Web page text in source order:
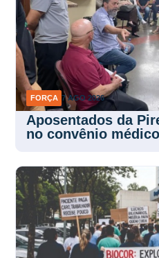
FORÇA 7 AGO 2026
Aposentados da
no convênio médico